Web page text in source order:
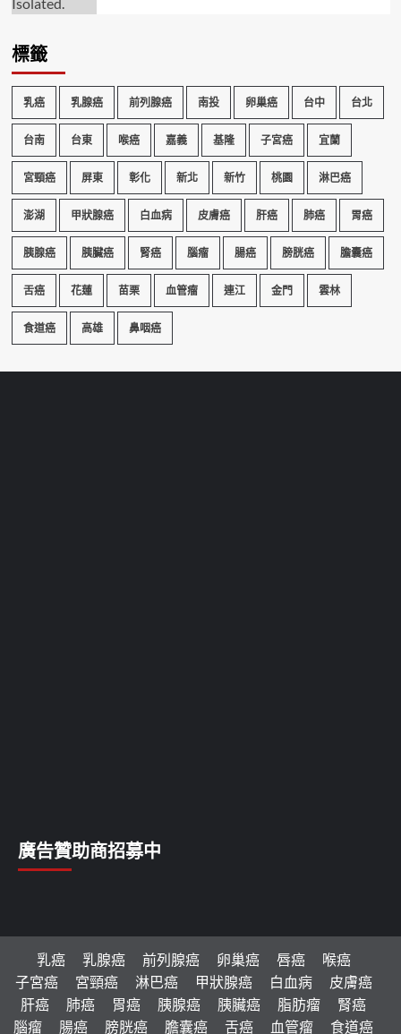
標籤
乳癌 乳腺癌 前列腺癌 南投 卵巢癌 台中 台北
台南 台東 喉癌 嘉義 基隆 子宮癌 宜蘭
宮頸癌 屏東 彰化 新北 新竹 桃園 淋巴癌
澎湖 甲狀腺癌 白血病 皮膚癌 肝癌 肺癌 胃癌
胰腺癌 胰臟癌 腎癌 腦瘤 腸癌 膀胱癌 膽囊癌
舌癌 花蓮 苗栗 血管瘤 連江 金門 雲林
食道癌 高雄 鼻咽癌
廣告贊助商招募中
乳癌 乳腺癌 前列腺癌 卵巢癌 唇癌
喉癌
子宮癌
宮頸癌 淋巴癌 甲狀腺癌 白血病
皮膚癌
肝癌
肺癌 胃癌 胰腺癌 胰臟癌 脂肪瘤
腎癌
腦瘤
腸癌 膀胱癌 膽囊癌 舌癌 血管瘤 食道癌